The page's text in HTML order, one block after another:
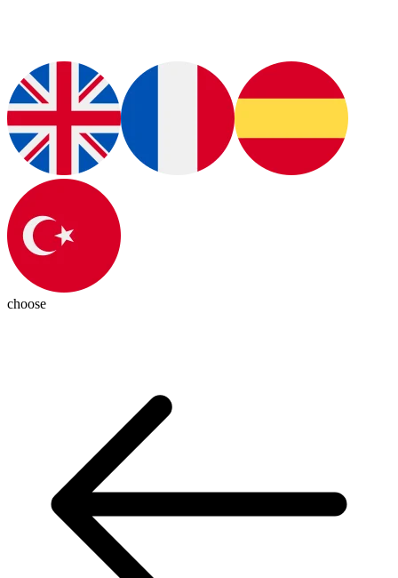
choose